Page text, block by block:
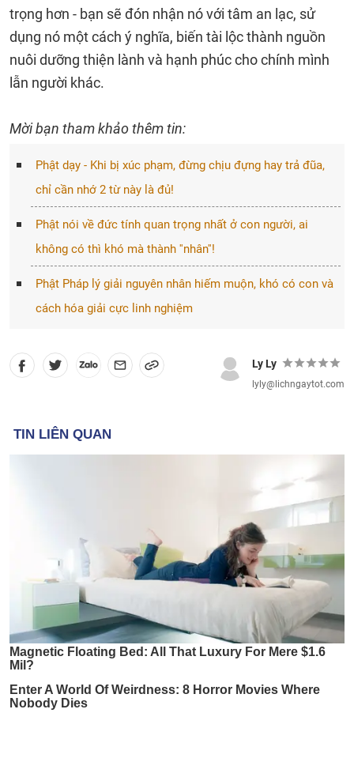
trọng hơn - bạn sẽ đón nhận nó với tâm an lạc, sử
dụng nó một cách ý nghĩa, biến tài lộc thành nguồn
nuôi dưỡng thiện lành và hạnh phúc cho chính mình
lẫn người khác.
Mời bạn tham khảo thêm tin:
Phật dạy - Khi bị xúc phạm, đừng chịu đựng hay trả đũa,
chỉ cần nhớ 2 từ này là đủ!
Phật nói về đức tính quan trọng nhất ở con người, ai
không có thì khó mà thành ''nhân''!
Phật Pháp lý giải nguyên nhân hiếm muộn, khó có con và
cách hóa giải cực linh nghiệm
Ly Ly
lyly@lichngaytot.com